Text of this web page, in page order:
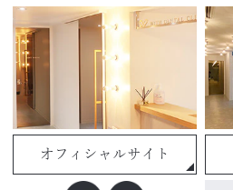
オフィシャルサイト